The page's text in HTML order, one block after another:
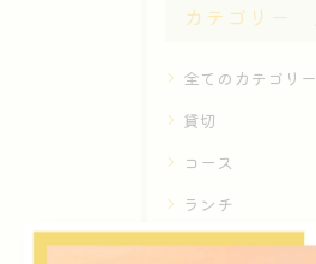
カテゴリー
全てのカテゴリー
貸切
コース
ランチ
ディナー